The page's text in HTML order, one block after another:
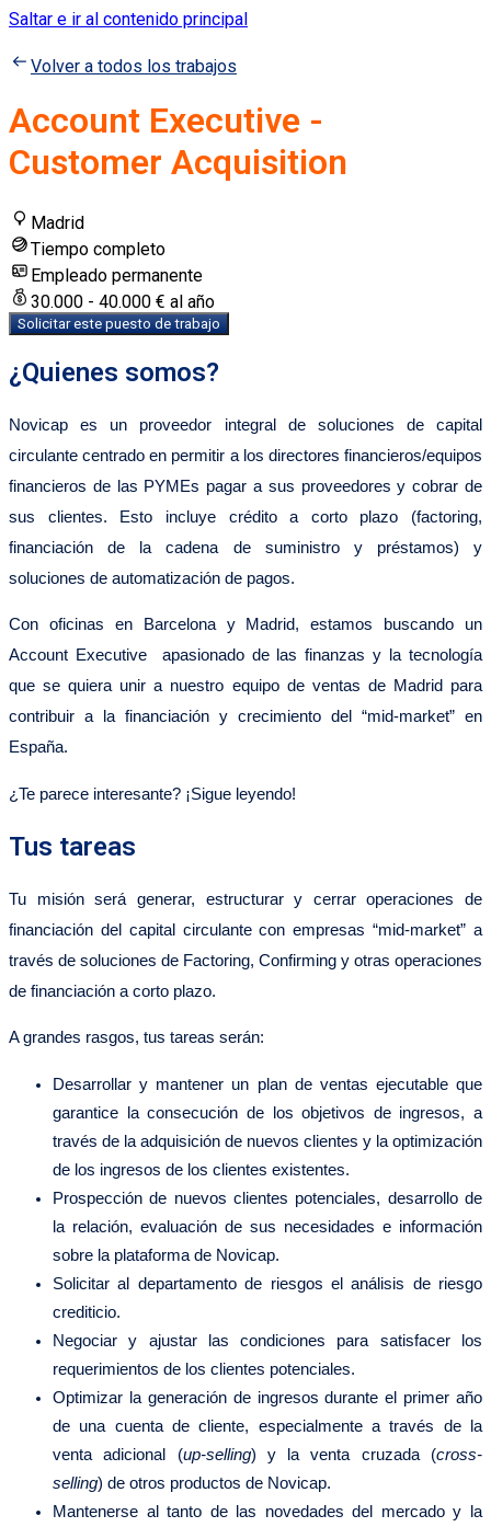
Saltar e ir al contenido principal
Volver a todos los trabajos
Account Executive -
Customer Acquisition
Madrid
Tiempo completo
Empleado permanente
30.000 - 40.000 € al año
Solicitar este puesto de trabajo
¿Quienes somos?
Novicap es un proveedor integral de soluciones de capital
circulante centrado en permitir a los directores financieros/equipos
financieros de las PYMEs pagar a sus proveedores y cobrar de
sus clientes. Esto incluye crédito a corto plazo (factoring,
financiación de la cadena de suministro y préstamos) y
soluciones de automatización de pagos.
Con oficinas en Barcelona y Madrid, estamos buscando un
Account Executive apasionado de las finanzas y la tecnología
que se quiera unir a nuestro equipo de ventas de Madrid para
contribuir a la financiación y crecimiento del “mid-market” en
España.
¿Te parece interesante? ¡Sigue leyendo!
Tus tareas
Tu misión será generar, estructurar y cerrar operaciones de
financiación del capital circulante con empresas “mid-market” a
través de soluciones de Factoring, Confirming y otras operaciones
de financiación a corto plazo.
A grandes rasgos, tus tareas serán:
Desarrollar y mantener un plan de ventas ejecutable que
garantice la consecución de los objetivos de ingresos, a
través de la adquisición de nuevos clientes y la optimización
de los ingresos de los clientes existentes.
Prospección de nuevos clientes potenciales, desarrollo de
la relación, evaluación de sus necesidades e información
sobre la plataforma de Novicap.
Solicitar al departamento de riesgos el análisis de riesgo
crediticio.
Negociar y ajustar las condiciones para satisfacer los
requerimientos de los clientes potenciales.
Optimizar la generación de ingresos durante el primer año
de una cuenta de cliente, especialmente a través de la
venta adicional (up-selling) y la venta cruzada (cross-
selling) de otros productos de Novicap.
Mantenerse al tanto de las novedades del mercado y la